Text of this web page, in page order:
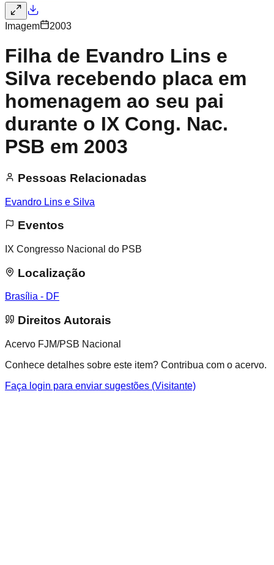
Imagem 2003
Filha de Evandro Lins e
Silva recebendo placa em
homenagem ao seu pai
durante o IX Cong. Nac.
PSB em 2003
Pessoas Relacionadas
Evandro Lins e Silva
Eventos
IX Congresso Nacional do PSB
Localização
Brasília - DF
Direitos Autorais
Acervo FJM/PSB Nacional
Conhece detalhes sobre este item? Contribua com o acervo.
Faça login para enviar sugestões (Visitante)